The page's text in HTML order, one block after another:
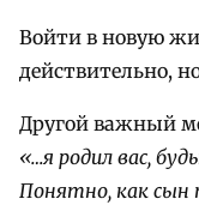
Войти в новую
действительно,
Другой важный
«…я родил вас,
Понятно, как сын